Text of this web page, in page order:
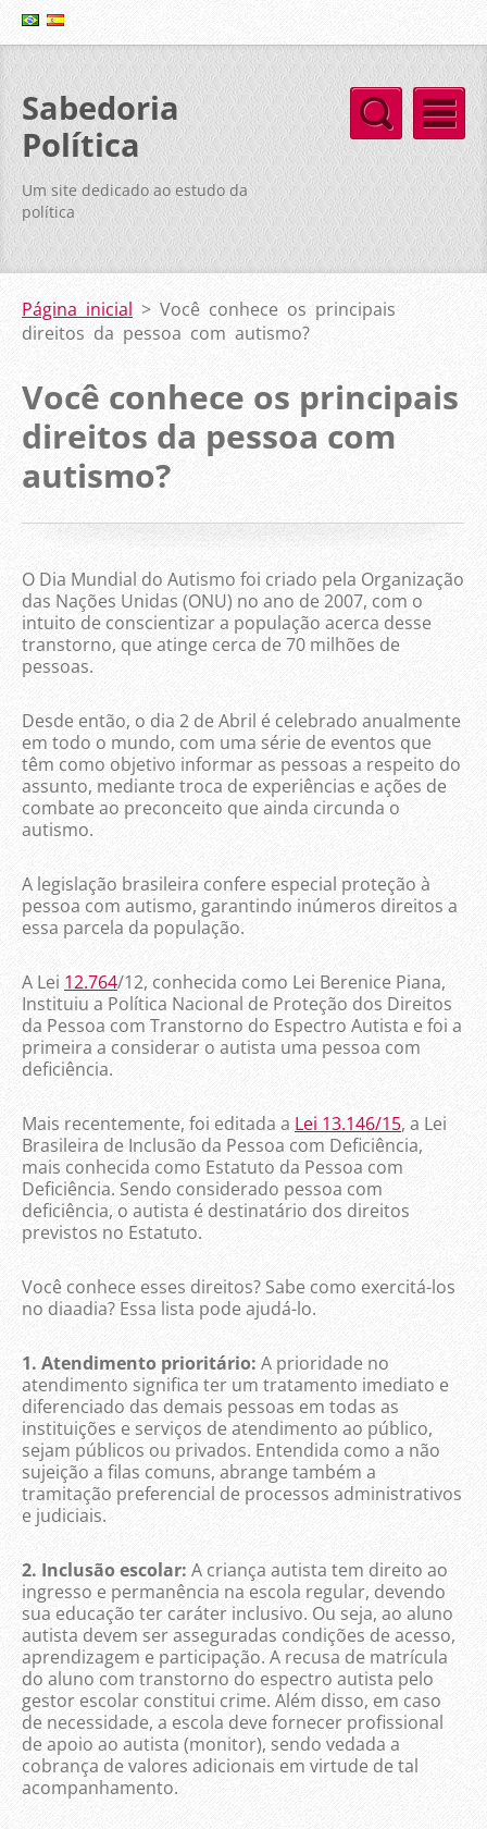
Sabedoria
Política
Um site dedicado ao estudo da
política
Página inicial > Você conhece os principais
direitos da pessoa com autismo?
Você conhece os principais
direitos da pessoa com
autismo?
O Dia Mundial do Autismo foi criado pela Organização
das Nações Unidas (ONU) no ano de 2007, com o
intuito de conscientizar a população acerca desse
transtorno, que atinge cerca de 70 milhões de
pessoas.
Desde então, o dia 2 de Abril é celebrado anualmente
em todo o mundo, com uma série de eventos que
têm como objetivo informar as pessoas a respeito do
assunto, mediante troca de experiências e ações de
combate ao preconceito que ainda circunda o
autismo.
A legislação brasileira confere especial proteção à
pessoa com autismo, garantindo inúmeros direitos a
essa parcela da população.
A Lei 12.764/12, conhecida como Lei Berenice Piana,
Instituiu a Política Nacional de Proteção dos Direitos
da Pessoa com Transtorno do Espectro Autista e foi a
primeira a considerar o autista uma pessoa com
deficiência.
Mais recentemente, foi editada a Lei 13.146/15, a Lei
Brasileira de Inclusão da Pessoa com Deficiência,
mais conhecida como Estatuto da Pessoa com
Deficiência. Sendo considerado pessoa com
deficiência, o autista é destinatário dos direitos
previstos no Estatuto.
Você conhece esses direitos? Sabe como exercitá-los
no diaadia? Essa lista pode ajudá-lo.
1. Atendimento prioritário: A prioridade no
atendimento significa ter um tratamento imediato e
diferenciado das demais pessoas em todas as
instituições e serviços de atendimento ao público,
sejam públicos ou privados. Entendida como a não
sujeição a filas comuns, abrange também a
tramitação preferencial de processos administrativos
e judiciais.
2. Inclusão escolar: A criança autista tem direito ao
ingresso e permanência na escola regular, devendo
sua educação ter caráter inclusivo. Ou seja, ao aluno
autista devem ser asseguradas condições de acesso,
aprendizagem e participação. A recusa de matrícula
do aluno com transtorno do espectro autista pelo
gestor escolar constitui crime. Além disso, em caso
de necessidade, a escola deve fornecer profissional
de apoio ao autista (monitor), sendo vedada a
cobrança de valores adicionais em virtude de tal
acompanhamento.